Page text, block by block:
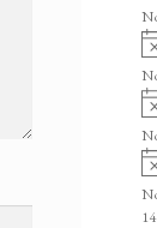
e
n
t
o
s